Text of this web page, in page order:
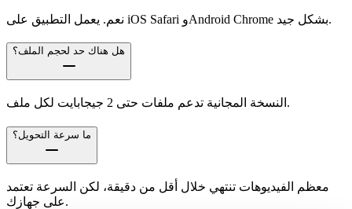
نعم. يعمل التطبيق على iOS Safari وAndroid Chrome بشكل جيد.
هل هناك حد لحجم الملف؟
النسخة المجانية تدعم ملفات حتى 2 جيجابايت لكل ملف.
ما سرعة التحويل؟
معظم الفيديوهات تنتهي خلال أقل من دقيقة، لكن السرعة تعتمد
على جهازك.